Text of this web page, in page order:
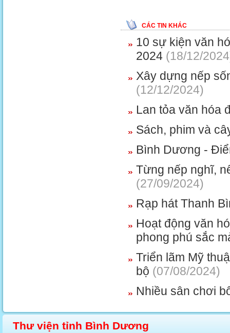
CÁC TIN KHÁC
10 sự kiện văn
2024 (18/12/
Xây dựng nếp
(12/12/2024)
Lan tỏa văn hóa
Sách, phim và
Bình Dương -
Từng nếp nghĩ,
(27/09/2024)
Rạp hát Thanh
Hoạt động văn
phong phú sắc
Triển lãm Mỹ
bộ (07/08/2024)
Nhiều sân chơi
Thư viện tỉnh Bình Dương